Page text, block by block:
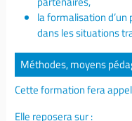
la formalisation
dans les situations
Méthodes, moyens
Cette formation fera
Elle reposera sur :